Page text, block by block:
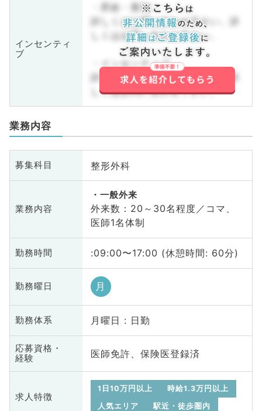
インセンティ
ブ
・昇給・賞与
詳しくはお問い合わせ下さい。詳
しくはお問い合わせ下さい。
・インセンティブ
詳しくはお問い合わせ下さい。詳
しくはお問い合わせ下さい。
業務内容
募集科目 整形外科
業務内容
一般外来
外来数：20～30名程度／コマ、
医師1名体制
勤務時間 :09:00〜17:00 (休憩時間: 60分)
勤務曜日 月
勤務体系 月曜日 : 日勤
応募資格・
経験
医師免許、保険医登録済
求人特徴
1日10万円以上
時給1.3万円以上
人気エリア
駅近・徒歩圏内